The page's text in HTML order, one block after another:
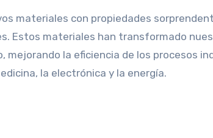
materiales con propiedades
Estos materiales han transformado
la eficiencia de los procesos
la electrónica y la energía.